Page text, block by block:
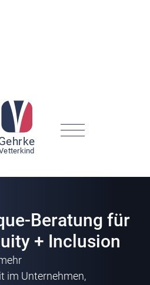
ke
etterkind
Beratung für
+ Inclusion
im Unternehmen,